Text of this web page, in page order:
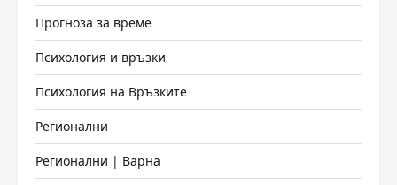
Прогноза за време
Психология и връзки
Психология на Връзките
Регионални
Регионални | Варна